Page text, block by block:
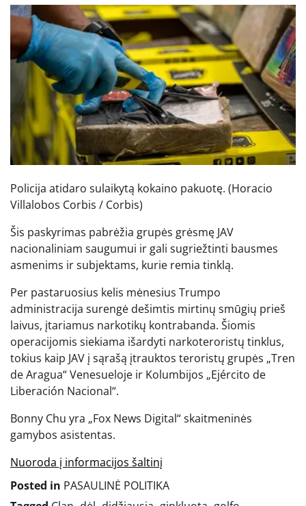
Policija atidaro sulaikytą kokaino pakuotę. (Horacio
Villalobos Corbis / Corbis)
Šis paskyrimas pabrėžia grupės grėsmę JAV
nacionaliniam saugumui ir gali sugriežtinti bausmes
asmenims ir subjektams, kurie remia tinklą.
Per pastaruosius kelis mėnesius Trumpo
administracija surengė dešimtis mirtinų smūgių prieš
laivus, įtariamus narkotikų kontrabanda. Šiomis
operacijomis siekiama išardyti narkoteroristų tinklus,
tokius kaip JAV į sąrašą įtrauktos teroristų grupės „Tren
de Aragua“ Venesueloje ir Kolumbijos „Ejército de
Liberación Nacional“.
Bonny Chu yra „Fox News Digital“ skaitmeninės
gamybos asistentas.
Nuoroda į informacijos šaltinį
Posted in PASAULINĖ POLITIKA